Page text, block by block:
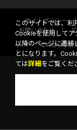
サイトポリシー
お問い合わせ
このサイトでは、利
Cookieを使用してア
以降のページに遷移
とになります。
ては詳細 をご覧くだ